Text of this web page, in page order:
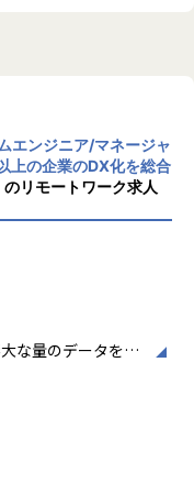
エンジニア/マネージャ
上の企業のDX化を総合
のリモートワーク求人
な量のデータを蓄
ら実行支援まで
タ基盤全体のDX構